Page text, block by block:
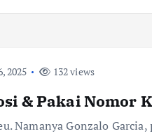
2025 132 views
& Pakai Nomor
Namanya Gonzalo Garcia,